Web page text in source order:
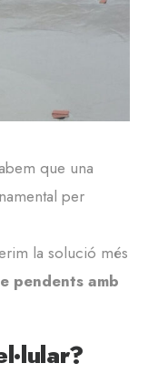
que una
per
la solució més
pendents amb